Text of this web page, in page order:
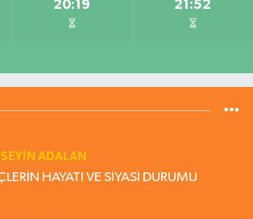
20:19 21:52
ADALAN
HAYATI VE SİYASİ DURUMU